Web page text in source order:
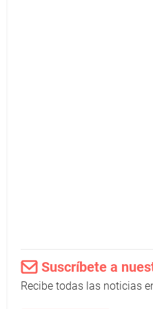
Suscríbete a
Recibe todas las noticias